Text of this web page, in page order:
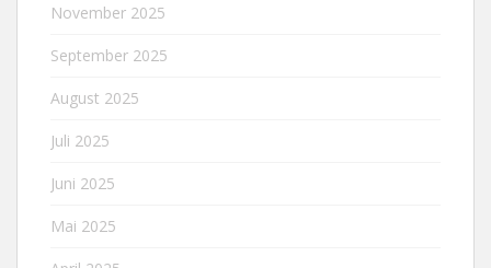
November 2025
September 2025
August 2025
Juli 2025
Juni 2025
Mai 2025